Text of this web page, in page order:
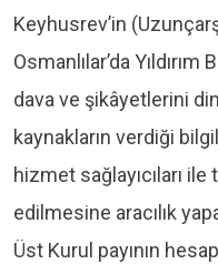
Keyhusrev’in
Osmanlılar’da
dava ve şikâyetlerini
kaynakların verdiği
hizmet sağlayıcıları
edilmesine aracılık
Üst Kurul payının